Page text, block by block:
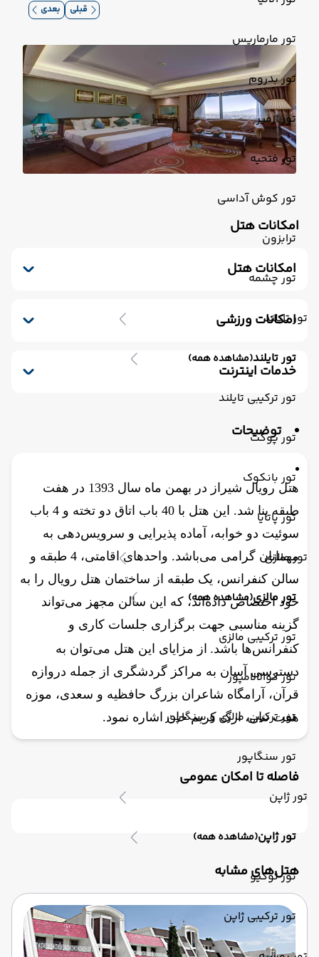
تور مارماریس
تور بدروم
تور ازمیر
تور فتحیه
تور کوش آداسی
ترابزون
تور چشمه
تور تایلند
تور تایلند(مشاهده همه)
تور ترکیبی تایلند
تور پوکت
تور بانکوک
تور پاتایا
تور مالزی
تور مالزی(مشاهده همه)
تور ترکیبی مالزی
تور کوالالامپور
تور ترکیبی مالزی و سنگاپور
تور سنگاپور
تور ژاپن
تور ژاپن(مشاهده همه)
تور توکیو
تور ترکیبی ژاپن
قبلی بعدی
امکانات هتل
امکانات هتل
سرویس فرنگی
سرویس ایرانی امکانات ورزشی
سونای خشک
سونای بخار خدمات اینترنت
اینترنت
توضیحات
هتل رویال شیراز در بهمن ماه سال 1393 در هفت
طبقه بنا شد. این هتل‌ با 40 باب اتاق دو تخته و 4 باب
سوئیت دو خوابه، آماده پذیرایی و سرویس‌دهی به
مهمانان گرامی می‌باشد. واحدهای اقامتی، 4 طبقه و
سالن کنفرانس، یک طبقه از ساختمان هتل رویال را به
خود اختصاص داده‌اند، که این سالن مجهز می‌تواند
گزینه مناسبی جهت برگزاری جلسات کاری و
کنفرانس‌ها باشد. از مزایای این هتل می‌توان به
دسترسی آسان به مراکز گردشگری از جمله دروازه
قرآن، آرامگاه شاعران بزرگ حافظیه و سعدی، موزه
هفت تنان، ارگ کریم خان اشاره نمود.
فاصله تا امکان عمومی
‌هتل‌های مشابه